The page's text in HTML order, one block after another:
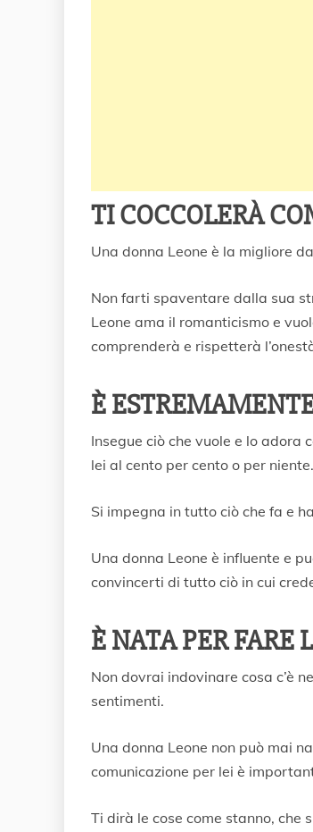
TI COCCOLERÀ
Una donna Leone è la migliore
Non farti spaventare dalla sua
Leone ama il romanticismo e
comprenderà e rispetterà
È
Insegue ciò che vuole e lo adora
lei al cento per cento o per niente.
Si impegna in tutto ciò che fa e
Una donna Leone è influente e
convincerti di tutto ciò in cui
È NATA PER FARE
Non dovrai indovinare cosa c’è
sentimenti.
Una donna Leone non può mai
comunicazione per lei è
Ti dirà le cose come stanno, che